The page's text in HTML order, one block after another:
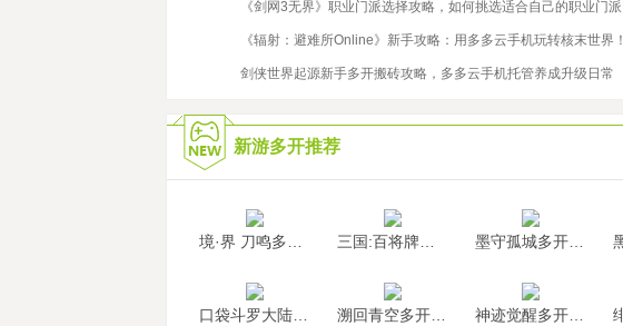
《剑网3无界》职业门派选择攻略，如何挑选适合自己的职业门派
《辐射：避难所Online》新手攻略：用多多云手机玩转核末世界！
剑侠世界起源新手多开搬砖攻略，多多云手机托管养成升级日常
新游多开推荐